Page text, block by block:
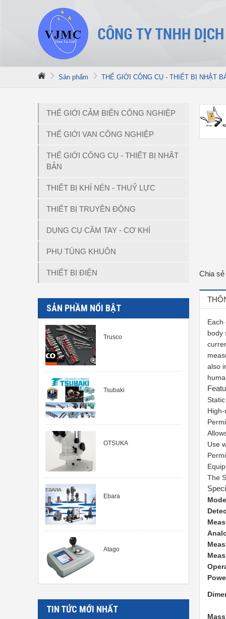
Sản phẩm THẾ GIỚI CÔNG CỤ - THIẾT BỊ NHẬT
THẾ GIỚI CẢM BIẾN CÔNG NGHIỆP
THẾ GIỚI VAN CÔNG NGHIỆP
THẾ GIỚI CÔNG CỤ - THIẾT BỊ NHẬT
BẢN
THIẾT BỊ KHÍ NÉN - THUỶ LỰC
THIẾT BỊ TRUYỀN ĐỘNG
DỤNG CỤ CẦM TAY - CƠ KHÍ
PHỤ TÙNG KHUÔN
THIẾT BỊ ĐIỆN
SẢN PHẦM NỔI BẬT
Trusco
Tsubaki
OTSUKA
Ebara
Atago
TIN TỨC MỚI NHẤT
Chia
Each
body
also
Use
The
Mass